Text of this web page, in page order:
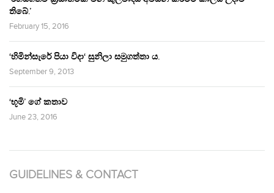
තිබේ.’
February 15, 2016
‘හිමින්සැරේ පියා විදා‘ සුනිලා සමුගත්තා ය.
September 9, 2013
‘භූමි’ ගේ කතාව
June 23, 2016
GUIDELINES & CONTACT